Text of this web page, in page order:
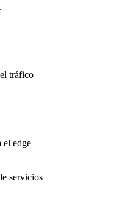
tráfico
el edge
servicios